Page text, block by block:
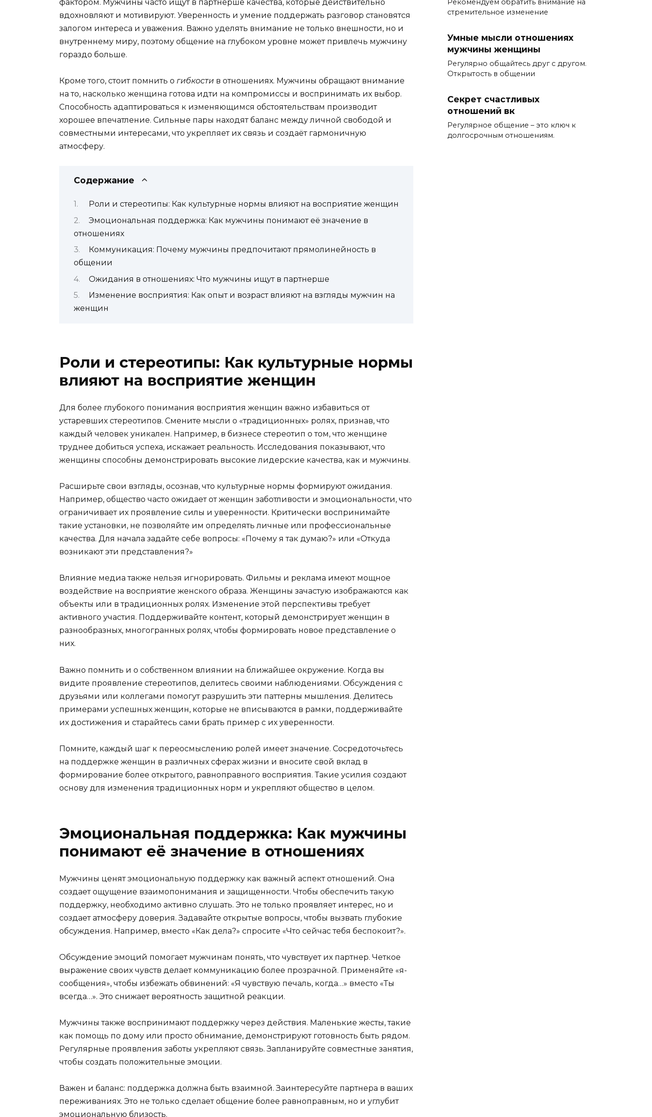
фактором. Мужчины часто ищут в партнерше качества, которые действительно
вдохновляют и мотивируют. Уверенность и умение поддержать разговор становятся
залогом интереса и уважения. Важно уделять внимание не только внешности, но и
внутреннему миру, поэтому общение на глубоком уровне может привлечь мужчину
гораздо больше.
Кроме того, стоит помнить о гибкости в отношениях. Мужчины обращают внимание
на то, насколько женщина готова идти на компромиссы и воспринимать их выбор.
Способность адаптироваться к изменяющимся обстоятельствам производит
хорошее впечатление. Сильные пары находят баланс между личной свободой и
совместными интересами, что укрепляет их связь и создаёт гармоничную
атмосферу.
Содержание
Роли и стереотипы: Как культурные нормы влияют на восприятие женщин
Эмоциональная поддержка: Как мужчины понимают её значение в
отношениях
Коммуникация: Почему мужчины предпочитают прямолинейность в
общении
Ожидания в отношениях: Что мужчины ищут в партнерше
Изменение восприятия: Как опыт и возраст влияют на взгляды мужчин на
женщин
Роли и стереотипы: Как культурные нормы
влияют на восприятие женщин
Для более глубокого понимания восприятия женщин важно избавиться от
устаревших стереотипов. Смените мысли о «традиционных» ролях, признав, что
каждый человек уникален. Например, в бизнесе стереотип о том, что женщине
труднее добиться успеха, искажает реальность. Исследования показывают, что
женщины способны демонстрировать высокие лидерские качества, как и мужчины.
Расширьте свои взгляды, осознав, что культурные нормы формируют ожидания.
Например, общество часто ожидает от женщин заботливости и эмоциональности, что
ограничивает их проявление силы и уверенности. Критически воспринимайте
такие установки, не позволяйте им определять личные или профессиональные
качества. Для начала задайте себе вопросы: «Почему я так думаю?» или «Откуда
возникают эти представления?»
Влияние медиа также нельзя игнорировать. Фильмы и реклама имеют мощное
воздействие на восприятие женского образа. Женщины зачастую изображаются как
объекты или в традиционных ролях. Изменение этой перспективы требует
активного участия. Поддерживайте контент, который демонстрирует женщин в
разнообразных, многогранных ролях, чтобы формировать новое представление о
них.
Важно помнить и о собственном влиянии на ближайшее окружение. Когда вы
видите проявление стереотипов, делитесь своими наблюдениями. Обсуждения с
друзьями или коллегами помогут разрушить эти паттерны мышления. Делитесь
примерами успешных женщин, которые не вписываются в рамки, поддерживайте
их достижения и старайтесь сами брать пример с их уверенности.
Помните, каждый шаг к переосмыслению ролей имеет значение. Сосредоточьтесь
на поддержке женщин в различных сферах жизни и вносите свой вклад в
формирование более открытого, равноправного восприятия. Такие усилия создают
основу для изменения традиционных норм и укрепляют общество в целом.
Эмоциональная поддержка: Как мужчины
понимают её значение в отношениях
Мужчины ценят эмоциональную поддержку как важный аспект отношений. Она
создает ощущение взаимопонимания и защищенности. Чтобы обеспечить такую
поддержку, необходимо активно слушать. Это не только проявляет интерес, но и
создает атмосферу доверия. Задавайте открытые вопросы, чтобы вызвать глубокие
обсуждения. Например, вместо «Как дела?» спросите «Что сейчас тебя беспокоит?».
Обсуждение эмоций помогает мужчинам понять, что чувствует их партнер. Четкое
выражение своих чувств делает коммуникацию более прозрачной. Применяйте «я-
сообщения», чтобы избежать обвинений: «Я чувствую печаль, когда…» вместо «Ты
всегда…». Это снижает вероятность защитной реакции.
Мужчины также воспринимают поддержку через действия. Маленькие жесты, такие
как помощь по дому или просто обнимание, демонстрируют готовность быть рядом.
Регулярные проявления заботы укрепляют связь. Запланируйте совместные занятия,
чтобы создать положительные эмоции.
Важен и баланс: поддержка должна быть взаимной. Заинтересуйте партнера в ваших
переживаниях. Это не только сделает общение более равноправным, но и углубит
эмоциональную близость.
стремительное изменение
Умные мысли отношениях
мужчины женщины
Регулярно общайтесь друг с другом.
Открытость в общении
Секрет счастливых
отношений вк
Регулярное общение – это ключ к
долгосрочным отношениям.